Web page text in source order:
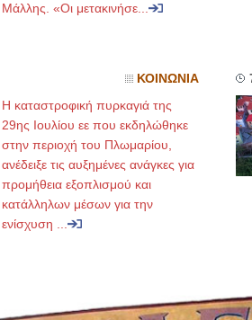
Μάλλης. «Οι μετακινήσε...
ΚΟΙΝΩΝΙΑ
Η καταστροφική πυρκαγιά της
29ης Ιουλίου εε που εκδηλώθηκε
στην περιοχή του Πλωμαρίου,
ανέδειξε τις αυξημένες ανάγκες για
προμήθεια εξοπλισμού και
κατάλληλων μέσων για την
ενίσχυση ...